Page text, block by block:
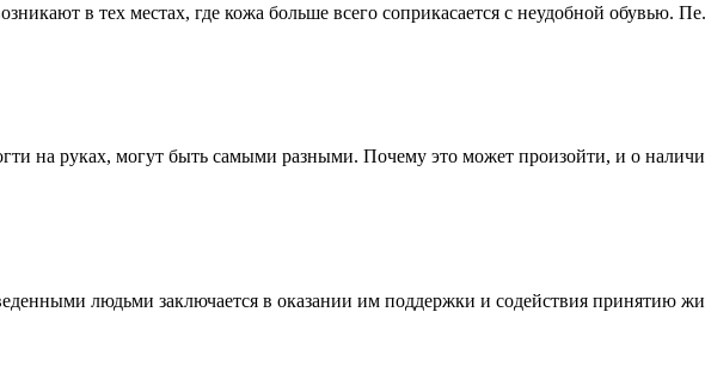
в тех местах, где кожа больше всего соприкасается с неудобной обувью.
на руках, могут быть самыми разными. Почему это может произойти, и о
людьми заключается в оказании им поддержки и содействия принятию